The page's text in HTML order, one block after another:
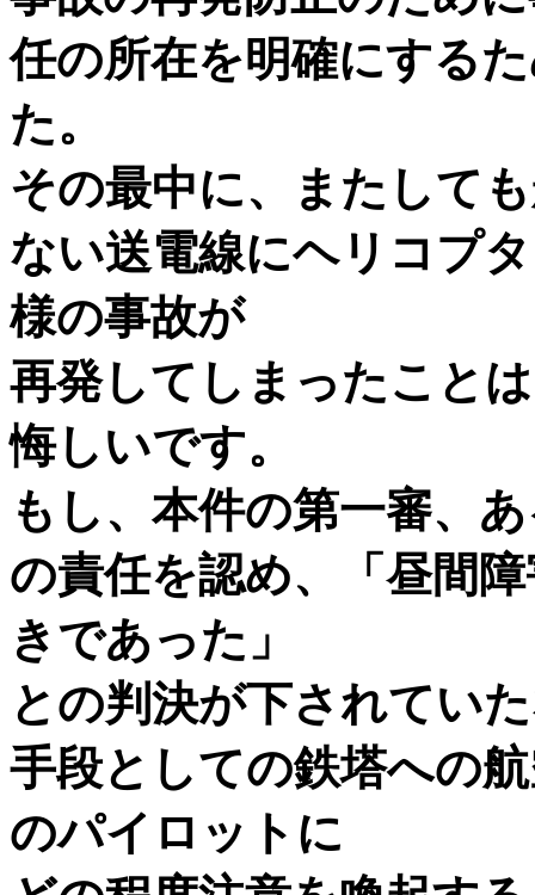
任の所在を明確にする
た。
その最中に、またして
ない送電線にヘリコプ
様の事故が
再発してしまったこと
悔しいです。
もし、本件の第一審、
の責任を認め、「昼間
きであった」
との判決が下されてい
手段としての鉄塔への
のパイロットに